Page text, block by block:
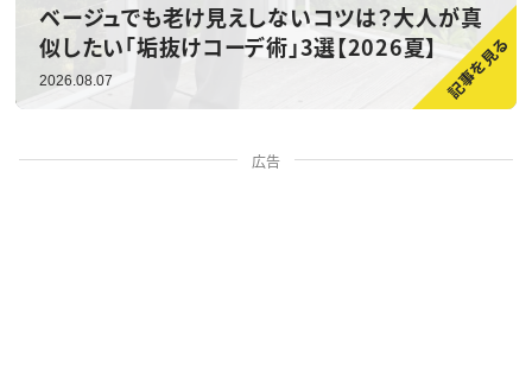
ベージュでも老け見えしないコツは？大人が真
似したい「垢抜けコーデ術」3選【2026夏】
2026.08.07
広告